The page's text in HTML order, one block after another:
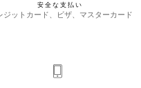
安全な支払い
ジットカード、ビザ、マスターカード